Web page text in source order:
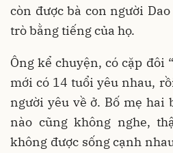
còn được bà con người
trò bằng tiếng của họ.
Ông kể chuyện, có cặp đôi
mới có 14 tuổi yêu nhau,
người yêu về ở. Bố mẹ hai
nào cũng không nghe,
không được sống cạnh